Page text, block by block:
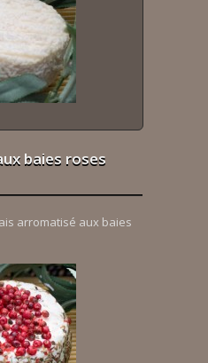
baies roses
arromatisé aux baies